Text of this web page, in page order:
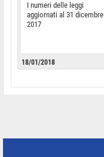
I numeri delle leggi
aggiornati al 31 dicembre
2017
18/01/2018